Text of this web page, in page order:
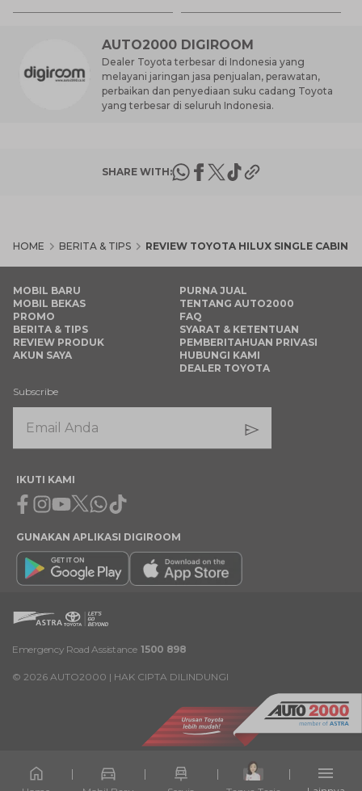
AUTO2000 DIGIROOM
Dealer Toyota terbesar di Indonesia yang
melayani jaringan jasa penjualan, perawatan,
perbaikan dan penyediaan suku cadang Toyota
yang terbesar di seluruh Indonesia.
SHARE WITH:
HOME BERITA & TIPS REVIEW TOYOTA HILUX SINGLE CABIN
MOBIL BARU
MOBIL BEKAS
PROMO
BERITA & TIPS
REVIEW PRODUK
AKUN SAYA
PURNA JUAL
TENTANG AUTO2000
FAQ
SYARAT & KETENTUAN
PEMBERITAHUAN PRIVASI
HUBUNGI KAMI
DEALER TOYOTA
Subscribe
IKUTI KAMI
Facebook
Instagram
Youtube
X Whatsapp
Tiktok
GUNAKAN APLIKASI DIGIROOM
Emergency Road Assistance 1500 898
© 2026 AUTO2000 | HAK CIPTA DILINDUNGI